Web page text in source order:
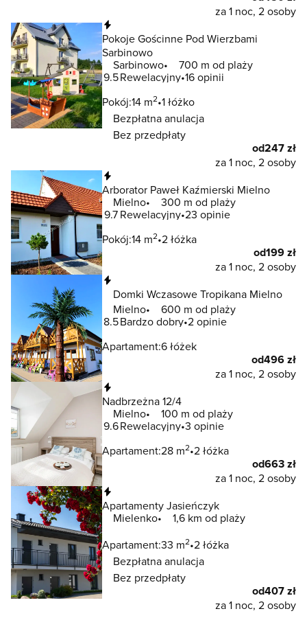
za 1 noc, 2 osoby
Pokoje Gościnne Pod Wierzbami
Sarbinowo
Sarbinowo
700 m od plaży
9.5Rewelacyjny 16 opinii
Pokój:14 m2 1 łóżko
Bezpłatna anulacja
Bez przedpłaty
od247 zł
za 1 noc, 2 osoby
Arborator Paweł Kaźmierski Mielno
Mielno
300 m od plaży
9.7Rewelacyjny 23 opinie
Pokój:14 m2 2 łóżka
od199 zł
za 1 noc, 2 osoby
Domki Wczasowe Tropikana Mielno
Mielno
600 m od plaży
8.5Bardzo dobry 2 opinie
Apartament:6 łóżek
od496 zł
za 1 noc, 2 osoby
Nadbrzeżna 12/4
Mielno
100 m od plaży
9.6Rewelacyjny 3 opinie
Apartament:28 m2 2 łóżka
od663 zł
za 1 noc, 2 osoby
Apartamenty Jasieńczyk
Mielenko
1,6 km od plaży
Apartament:33 m2 2 łóżka
Bezpłatna anulacja
Bez przedpłaty
od407 zł
za 1 noc, 2 osoby